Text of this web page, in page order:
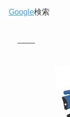
Google検索